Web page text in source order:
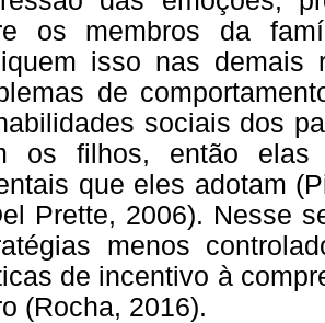
os membros da
isso nas demais
de
sociais dos
os filhos, então elas
que eles adotam
Prette, 2006). Nesse
menos
de incentivo à
(Rocha, 2016).